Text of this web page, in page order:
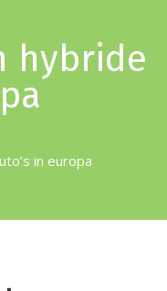
hybride
in europa